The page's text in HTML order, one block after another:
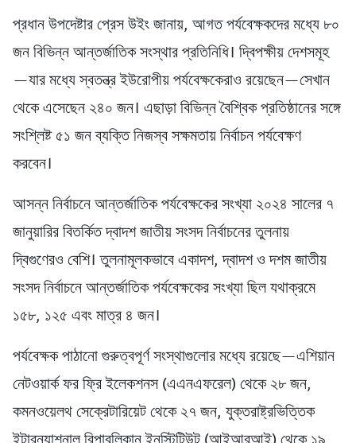
প্রধান উপদেষ্টার প্রেস উইং জানায়, আগত পর্যবেক্ষকদের মধ্যে ৮০
জন বিভিন্ন আন্তর্জাতিক সংস্থার প্রতিনিধি। দ্বিপক্ষীয় দেশসমূহ
—যার মধ্যে স্বতন্ত্র ইউরোপীয় পর্যবেক্ষকেরাও রয়েছেন—সেখান
থেকে এসেছেন ২৪০ জন। এছাড়া বিভিন্ন বৈশ্বিক প্রতিষ্ঠানের সঙ্গে
সংশ্লিষ্ট ৫১ জন ব্যক্তি নিজস্ব সক্ষমতায় নির্বাচন পর্যবেক্ষণ
করবেন।
আসন্ন নির্বাচনে আন্তর্জাতিক পর্যবেক্ষকের সংখ্যা ২০২৪ সালের ৭
জানুয়ারির বিতর্কিত দ্বাদশ জাতীয় সংসদ নির্বাচনের তুলনায়
দ্বিগুণেরও বেশি। তুলনামূলকভাবে একাদশ, দ্বাদশ ও দশম জাতীয়
সংসদ নির্বাচনে আন্তর্জাতিক পর্যবেক্ষকের সংখ্যা ছিল যথাক্রমে
১৫৮, ১২৫ এবং মাত্র ৪ জন।
পর্যবেক্ষক পাঠানো গুরুত্বপূর্ণ সংস্থাগুলোর মধ্যে রয়েছে—এশিয়ান
নেটওয়ার্ক ফর ফ্রি ইলেকশনস (এএনএফরেল) থেকে ২৮ জন,
কমনওয়েলথ সেক্রেটারিয়েট থেকে ২৭ জন, যুক্তরাষ্ট্রভিত্তিক